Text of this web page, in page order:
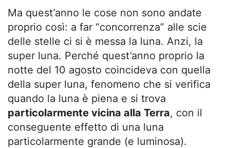
Ma quest’anno le cose non sono andate
proprio così: a far “concorrenza” alle scie
delle stelle ci si è messa la luna. Anzi, la
super luna. Perché quest’anno proprio la
notte del 10 agosto coincideva con quella
della super luna, fenomeno che si verifica
quando la luna è piena e si trova
particolarmente vicina alla Terra, con il
conseguente effetto di una luna
particolarmente grande (e luminosa).